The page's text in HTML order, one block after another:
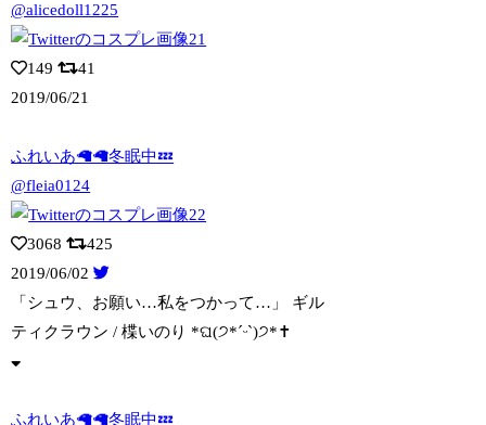
@alicedoll1225
149
41
2019/06/21
ふれいあ🦙🦙冬眠中💤
@fleia0124
3068
425
2019/06/02
「シュウ、お願い…私をつかって…」 ギル
ティクラウン / 楪いのり *ଘ(੭*ˊᵕˋ)੭*✝️
ふれいあ🦙🦙冬眠中💤